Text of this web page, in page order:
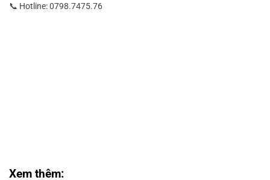
📞 Hotline: 0798.7475.76
Xem thêm: